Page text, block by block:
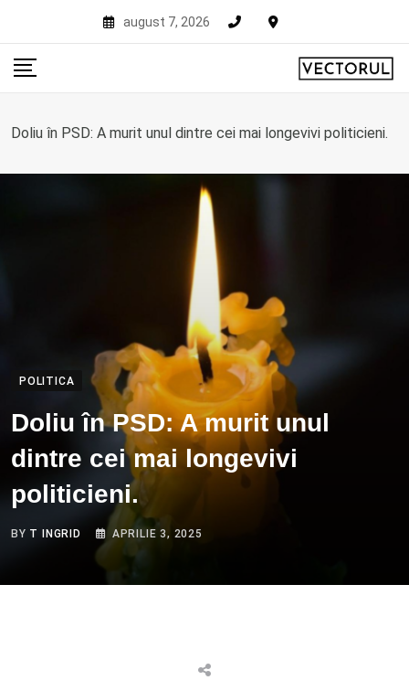
content
august 7, 2026
Doliu în PSD: A murit unul dintre cei mai longevivi politicieni.
POLITICA
Doliu în PSD: A murit unul
dintre cei mai longevivi
politicieni.
BY T INGRID APRILIE 3, 2025